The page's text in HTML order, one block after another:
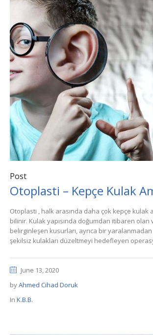
Post
Otoplasti – Kepçe Kulak
Otoplasti , halk arasında daha çok kepçe kulak
bilinir. Kulak yapısında doğumdan itibaren olan
belirginleşen kusurları, ayrıca bir
şekilsiz kulakları düzeltmeyi hedefleyen
June 13, 2020
byAhmed Cihad Doruk
In K.B.B.